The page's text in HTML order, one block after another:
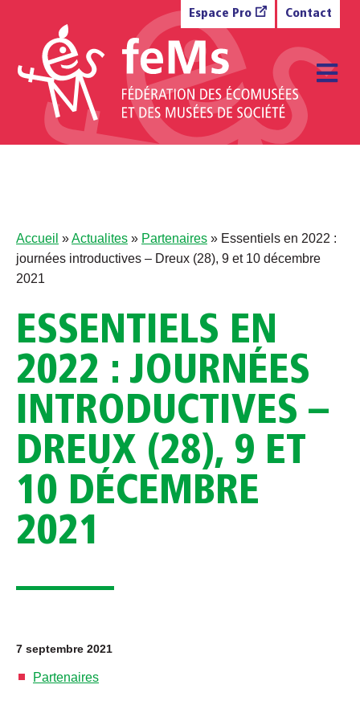
Espace Pro Contact
Accueil »Actualites » Partenaires » Essentiels en 2022 :
journées introductives – Dreux (28), 9 et 10 décembre
2021
ESSENTIELS EN
2022 : JOURNÉES
INTRODUCTIVES –
DREUX (28), 9 ET
10 DÉCEMBRE
2021
7 septembre 2021
Partenaires